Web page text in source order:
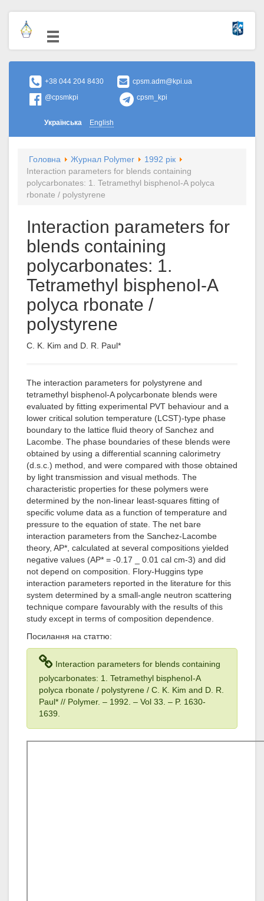
+38 044 204 8430
cpsm.adm@kpi.ua
@cpsmkpi
cpsm_kpi
Українська English
Головна Журнал Polymer
1992 рік
Interaction parameters for blends containing
polycarbonates: 1. Tetramethyl bisphenoI-A polyca
rbonate / polystyrene
Interaction parameters for
blends containing
polycarbonates: 1.
Tetramethyl bisphenoI-A
polyca rbonate /
polystyrene
C. K. Kim and D. R. Paul*
The interaction parameters for polystyrene and
tetramethyl bisphenol-A polycarbonate blends were
evaluated by fitting experimental PVT behaviour and a
lower critical solution temperature (LCST)-type phase
boundary to the lattice fluid theory of Sanchez and
Lacombe. The phase boundaries of these blends were
obtained by using a differential scanning calorimetry
(d.s.c.) method, and were compared with those obtained
by light transmission and visual methods. The
characteristic properties for these polymers were
determined by the non-linear least-squares fitting of
specific volume data as a function of temperature and
pressure to the equation of state. The net bare
interaction parameters from the Sanchez-Lacombe
theory, AP*, calculated at several compositions yielded
negative values (AP* = -0.17 _ 0.01 cal cm-3) and did
not depend on composition. Flory-Huggins type
interaction parameters reported in the literature for this
system determined by a small-angle neutron scattering
technique compare favourably with the results of this
study except in terms of composition dependence.
Посилання на статтю:
Interaction parameters for blends containing
polycarbonates: 1. Tetramethyl bisphenoI-A
polyca rbonate / polystyrene / C. K. Kim and D. R.
Paul* // Polymer. – 1992 . – Vol 33 . – P. 1630-
1639.